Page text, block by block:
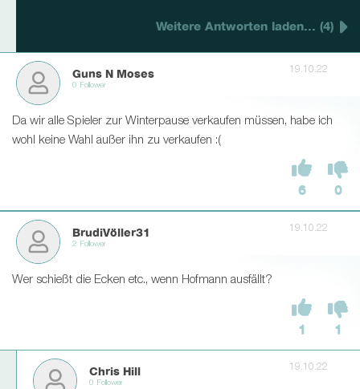
Weitere Antworten laden... (4)
Guns N Moses
0 Follower
19.10.22
Da wir alle Spieler zur Winterpause verkaufen müssen, habe ich
wohl keine Wahl außer ihn zu verkaufen :(
6 0
BrudiVöller31
2 Follower
19.10.22
Wer schießt die Ecken etc., wenn Hofmann ausfällt?
1 1
Chris Hill
0 Follower
19.10.22